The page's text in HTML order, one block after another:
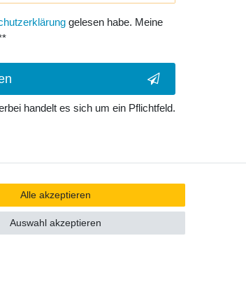
gelesen habe. Meine
handelt es sich um ein Pflichtfeld.
Alle akzeptieren
Auswahl akzeptieren